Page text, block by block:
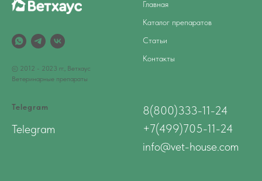
© 2012 - 2023 гг., Ветхаус
Ветеринарные препараты
Главная
Каталог препаратов
Статьи
Контакты
Telegram
Telegram
8(800)333-11-24
+7(499)705-11-24
info@vet-house.com